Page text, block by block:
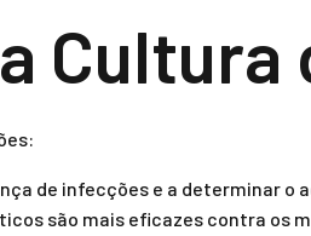
Cultura
de infecções e a determinar o
são mais eficazes contra os